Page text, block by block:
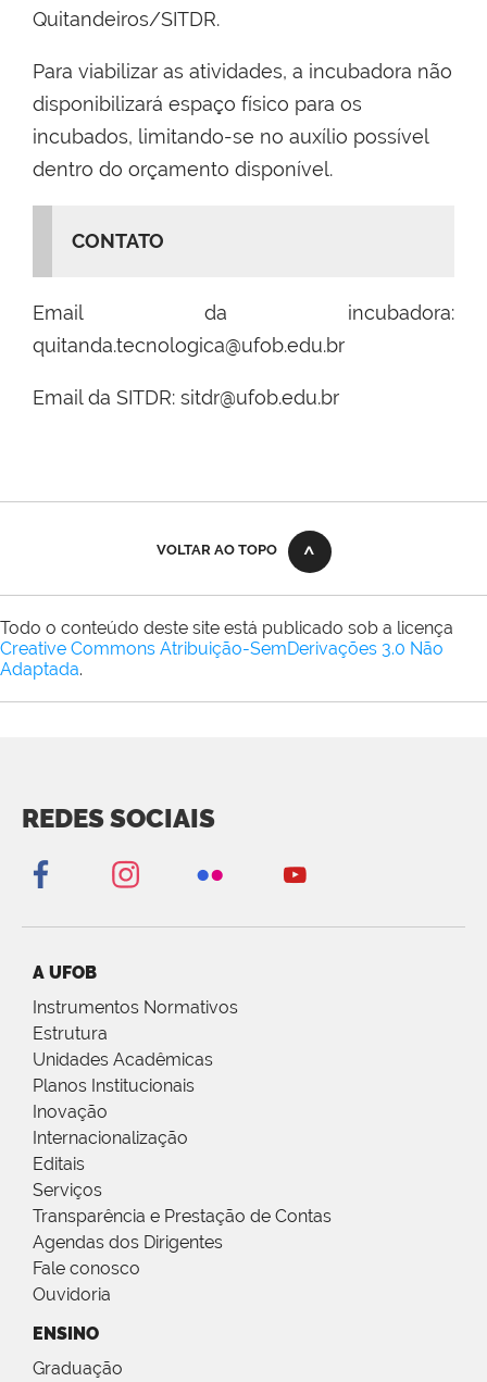
Quitandeiros/SITDR.
Para viabilizar as atividades, a incubadora não
disponibilizará espaço físico para os
incubados, limitando-se no auxílio possível
dentro do orçamento disponível.
CONTATO
Email da incubadora:
quitanda.tecnologica@ufob.edu.br
Email da SITDR: sitdr@ufob.edu.br
VOLTAR AO TOPO
Todo o conteúdo deste site está publicado sob a licença
Creative Commons Atribuição-SemDerivações 3.0 Não
Adaptada.
REDES SOCIAIS
A UFOB
Instrumentos Normativos
Estrutura
Unidades Acadêmicas
Planos Institucionais
Inovação
Internacionalização
Editais
Serviços
Transparência e Prestação de Contas
Agendas dos Dirigentes
Fale conosco
Ouvidoria
ENSINO
Graduação